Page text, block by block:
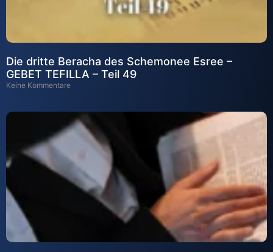
Die dritte Beracha des Schemonee Esree –
GEBET TEFILLA – Teil 49
Keine Kommentare